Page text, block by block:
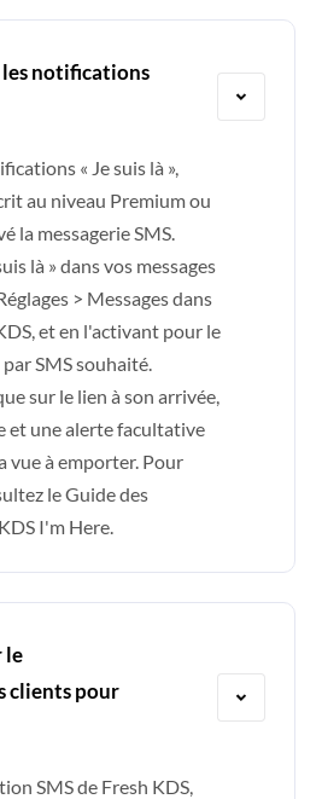
notifications
« Je suis là »,
au niveau Premium ou
la messagerie SMS.
là » dans vos messages
> Messages dans
et en l'activant pour le
SMS souhaité.
sur le lien à son arrivée,
et une alerte facultative
vue à emporter. Pour
leGuide des
I'm Here
le
clients pour
SMS de Fresh KDS,